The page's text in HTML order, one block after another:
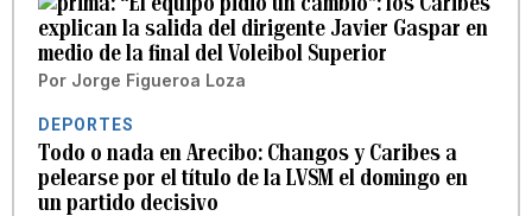
explican la salida del dirigente Javier Gaspar en
medio de la final del Voleibol Superior
Por Jorge Figueroa Loza
DEPORTES
Todo o nada en Arecibo: Changos y Caribes a
pelearse por el título de la LVSM el domingo en
un partido decisivo